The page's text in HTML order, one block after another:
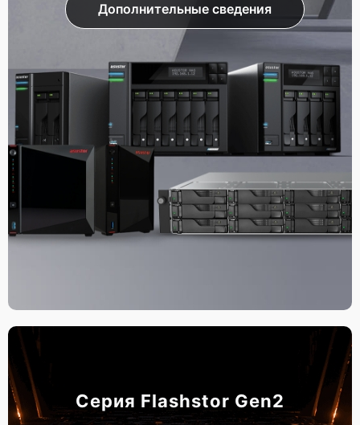
Дополнительные сведения
Серия Flashstor Gen2